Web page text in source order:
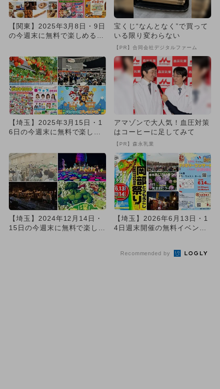
【関東】2025年3月8日・9日
の今週末に無料で楽しめるイ
宝くじ“なんとなく”で買って
いる限り変わらない
【PR】合同会社デジタルファーム
【埼玉】2025年3月15日・1
6日の今週末に無料で楽しめ
アマゾンで大人気！血圧対策
はコーヒーに足してみて
【PR】森永乳業
【埼玉】2024年12月14日・
15日の今週末に無料で楽しめ
【埼玉】2026年6月13日・1
4日週末開催の無料イベント6
Recommended by